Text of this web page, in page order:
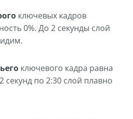
ключевых кадров
0%. До 2 секунды слой
ключевого кадра равна
секунд по 2:30 слой плавно